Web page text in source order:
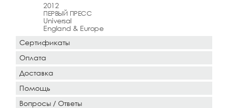
2012
ПЕРВЫЙ ПРЕСС
Universal
England & Europe
Сертификаты
Оплата
Доставка
Помощь
Вопросы / Ответы